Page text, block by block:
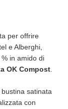
per offrire
e Alberghi,
in amido di
OK Compost.
satinata
con